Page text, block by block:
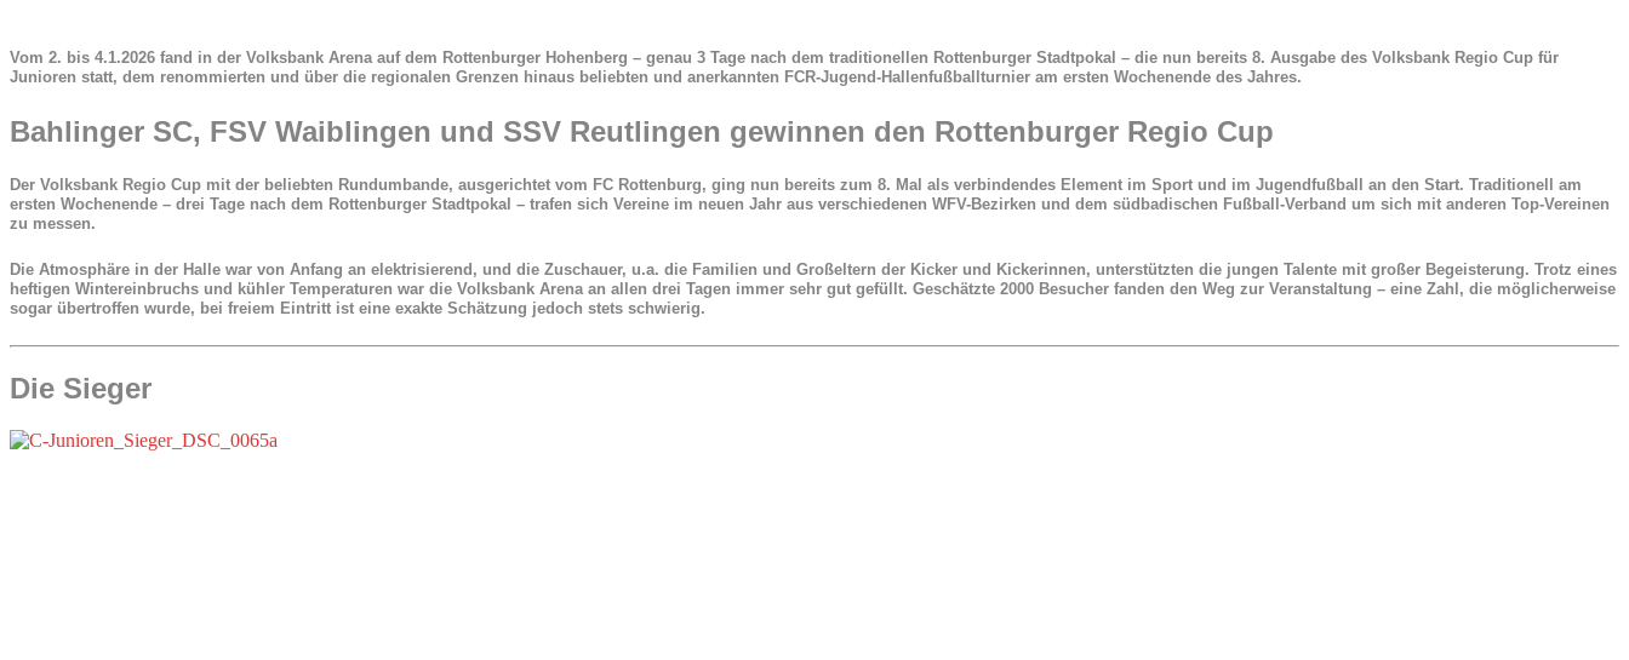
Vom 2. bis 4.1.2026 fand in der Volksbank Arena auf dem Rottenburger Hohenberg – genau 3 Tage nach dem traditionellen Rottenburger Stadtpokal – die nun bereits 8. Ausgabe des Volksbank Regio Cup für
Junioren statt, dem renommierten und über die regionalen Grenzen hinaus beliebten und anerkannten FCR-Jugend-Hallenfußballturnier am ersten Wochenende des Jahres.
Bahlinger SC, FSV Waiblingen und SSV Reutlingen gewinnen den Rottenburger Regio Cup
Der Volksbank Regio Cup mit der beliebten Rundumbande, ausgerichtet vom FC Rottenburg, ging nun bereits zum 8. Mal als verbindendes Element im Sport und im Jugendfußball an den Start. Traditionell am
ersten Wochenende – drei Tage nach dem Rottenburger Stadtpokal – trafen sich Vereine im neuen Jahr aus verschiedenen WFV-Bezirken und dem südbadischen Fußball-Verband um sich mit anderen Top-Vereinen
zu messen.
Die Atmosphäre in der Halle war von Anfang an elektrisierend, und die Zuschauer, u.a. die Familien und Großeltern der Kicker und Kickerinnen, unterstützten die jungen Talente mit großer Begeisterung. Trotz eines
heftigen Wintereinbruchs und kühler Temperaturen war die Volksbank Arena an allen drei Tagen immer sehr gut gefüllt. Geschätzte 2000 Besucher fanden den Weg zur Veranstaltung – eine Zahl, die möglicherweise
sogar übertroffen wurde, bei freiem Eintritt ist eine exakte Schätzung jedoch stets schwierig.
Die Sieger